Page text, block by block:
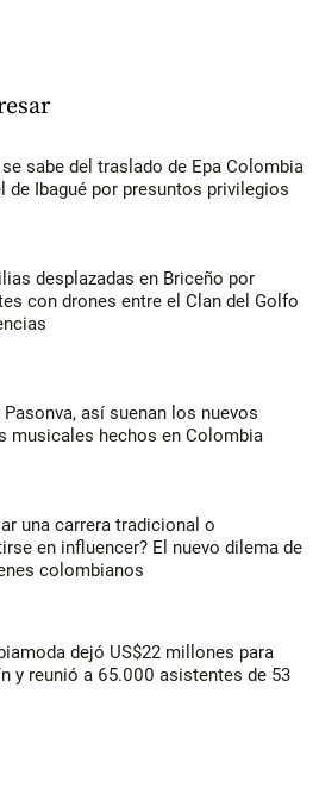
sabe del traslado de Epa Colombia
de Ibagué por presuntos privilegios
desplazadas en Briceño por
con drones entre el Clan del Golfo
Pasonva, así suenan los nuevos
musicales hechos en Colombia
una carrera tradicional o
en influencer? El nuevo dilema de
colombianos
dejó US$22 millones para
y reunió a 65.000 asistentes de 53